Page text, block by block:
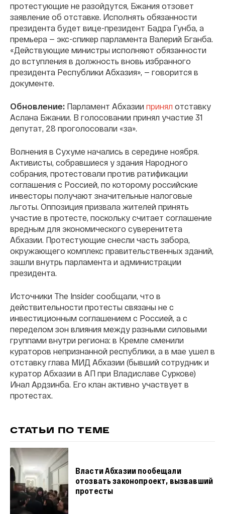
протестующие не разойдутся, Бжания отзовет
заявление об отставке. Исполнять обязанности
президента будет вице-президент Бадра Гунба, а
премьера — экс-спикер парламента Валерий Бганба.
«Действующие министры исполняют обязанности
до вступления в должность вновь избранного
президента Республики Абхазия», — говорится в
документе.
Обновление: Парламент Абхазии принял отставку
Аслана Бжании. В голосовании принял участие 31
депутат, 28 проголосовали «за».
Волнения в Сухуме начались в середине ноября.
Активисты, собравшиеся у здания Народного
собрания, протестовали против ратификации
соглашения с Россией, по которому российские
инвесторы получают значительные налоговые
льготы. Оппозиция призвала жителей принять
участие в протесте, поскольку считает соглашение
вредным для экономического суверенитета
Абхазии. Протестующие снесли часть забора,
окружающего комплекс правительственных зданий,
зашли внутрь парламента и администрации
президента.
Источники The Insider сообщали, что в
действительности протесты связаны не с
инвестиционным соглашением с Россией, а с
переделом зон влияния между разными силовыми
группами внутри региона: в Кремле сменили
кураторов непризнанной республики, а в мае ушел в
отставку глава МИД Абхазии (бывший сотрудник и
куратор Абхазии в АП при Владиславе Суркове)
Инал Ардзинба. Его клан активно участвует в
протестах.
СТАТЬИ ПО ТЕМЕ
Власти Абхазии пообещали
отозвать законопроект, вызвавший
протесты